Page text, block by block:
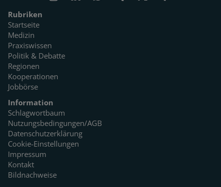
Rubriken
Startseite
Medizin
Praxiswissen
Politik & Debatte
Regionen
Kooperationen
Jobbörse
Information
Schlagwortbaum
Nutzungsbedingungen/AGB
Datenschutzerklärung
Cookie-Einstellungen
Impressum
Kontakt
Bildnachweise